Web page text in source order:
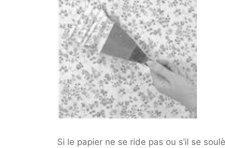
Si le papier ne se ride pas ou s’il se